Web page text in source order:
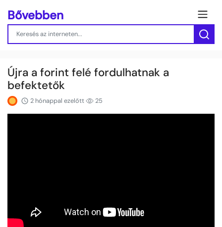
Bővebben
Újra a forint felé fordulhatnak a
befektetők
2 hónappal ezelőtt 25